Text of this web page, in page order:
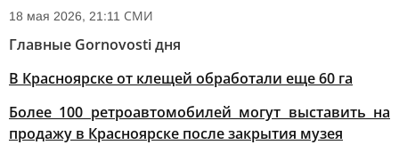
18 мая 2026, 21:11 СМИ
Главные Gornovosti дня
В Красноярске от клещей обработали еще 60 га
Более 100 ретроавтомобилей могут выставить на
продажу в Красноярске после закрытия музея